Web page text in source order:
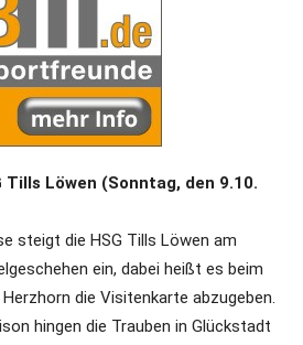
Tills Löwen (Sonntag, den 9.10.
steigt die HSG Tills Löwen am
ein, dabei heißt es beim
die Visitenkarte abzugeben.
hingen die Trauben in Glückstadt